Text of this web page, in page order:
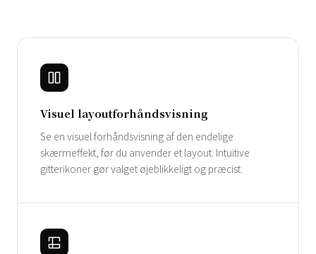
Visuel layoutforhåndsvisning
Se en visuel forhåndsvisning af den endelige
skærmeffekt, før du anvender et layout. Intuitive
gitterikoner gør valget øjeblikkeligt og præcist.